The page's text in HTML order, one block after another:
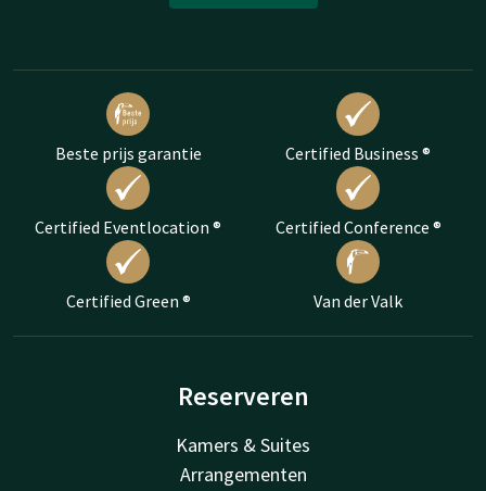
Beste prijs garantie Certified Business ®
Certified Eventlocation ® Certified Conference ®
Certified Green ® Van der Valk
Reserveren
Kamers & Suites
Arrangementen